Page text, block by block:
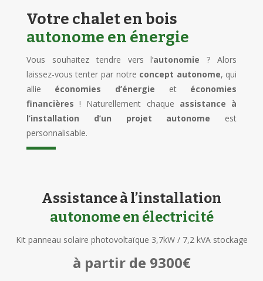
Votre chalet en bois
autonome en énergie
Vous souhaitez tendre vers l’autonomie ? Alors
laissez-vous tenter par notre concept autonome, qui
allie économies d’énergie et économies
financières! Naturellement chaque assistance à
l’installation d’un
projet autonome est
personnalisable.
Assistance à l’installation
autonome en électricité
Kit panneau solaire photovoltaïque 3,7kW / 7,2 kVA stockage
à partir de 9300€